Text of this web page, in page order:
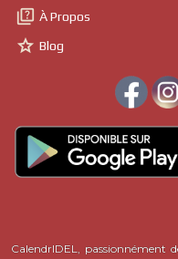
 À Propos
 Blog
CalendrIDEL, passionnément